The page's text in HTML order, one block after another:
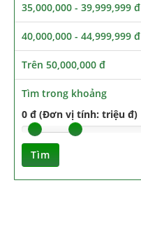
35,000,000 - 39,999,999 đ
40,000,000 - 44,999,999 đ
Trên 50,000,000 đ
Tìm trong khoảng
0 đ (Đơn vị tính: triệu đ)
Tìm